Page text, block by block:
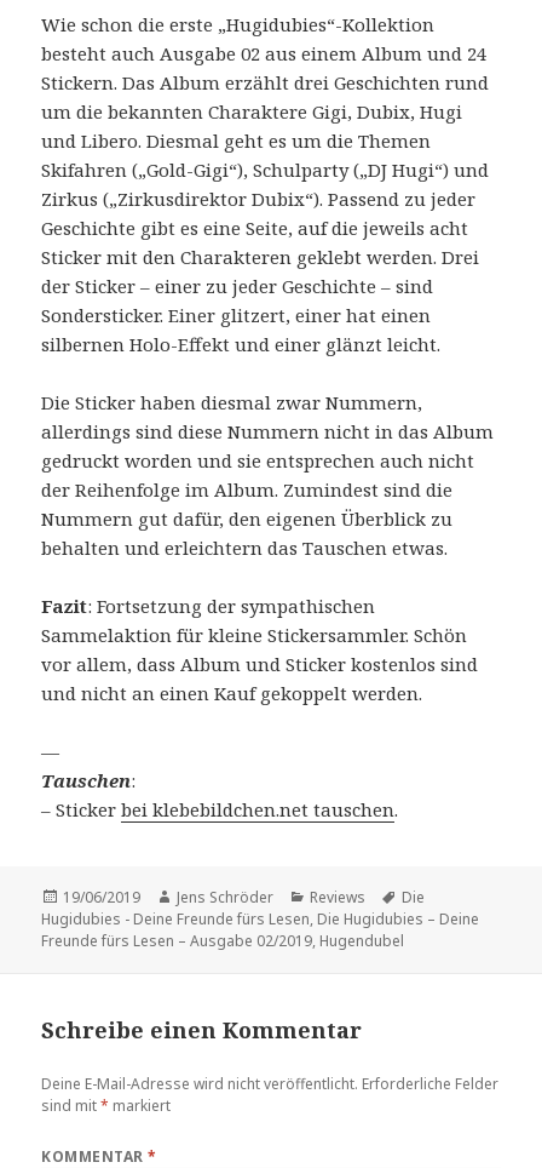
Wie schon die erste „Hugidubies“-Kollektion
besteht auch Ausgabe 02 aus einem Album und 24
Stickern. Das Album erzählt drei Geschichten rund
um die bekannten Charaktere Gigi, Dubix, Hugi
und Libero. Diesmal geht es um die Themen
Skifahren („Gold-Gigi“), Schulparty („DJ Hugi“) und
Zirkus („Zirkusdirektor Dubix“). Passend zu jeder
Geschichte gibt es eine Seite, auf die jeweils acht
Sticker mit den Charakteren geklebt werden. Drei
der Sticker – einer zu jeder Geschichte – sind
Sondersticker. Einer glitzert, einer hat einen
silbernen Holo-Effekt und einer glänzt leicht.
Die Sticker haben diesmal zwar Nummern,
allerdings sind diese Nummern nicht in das Album
gedruckt worden und sie entsprechen auch nicht
der Reihenfolge im Album. Zumindest sind die
Nummern gut dafür, den eigenen Überblick zu
behalten und erleichtern das Tauschen etwas.
Fazit: Fortsetzung der sympathischen
Sammelaktion für kleine Stickersammler. Schön
vor allem, dass Album und Sticker kostenlos sind
und nicht an einen Kauf gekoppelt werden.
—
Tauschen:
– Stickerbei klebebildchen.net tauschen.
Veröffentlicht
am
19/06/2019 Autor
Jens Schröder Kategorien
Reviews Schlagwörter
Die
Hugidubies - Deine Freunde fürs Lesen, Die Hugidubies – Deine
Freunde fürs Lesen – Ausgabe 02/2019, Hugendubel
Schreibe einen Kommentar
Deine E-Mail-Adresse wird nicht veröffentlicht. Erforderliche Felder
sind mit* markiert
KOMMENTAR*